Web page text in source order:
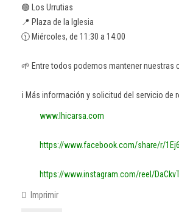
🟢 Los Urrutias
📍 Plaza de la Iglesia
🕦 Miércoles, de 11:30 a 14:00
🌱 Entre todos podemos mantener nuestras
ℹ️ Más información y solicitud del servicio de
www.lhicarsa.com
https://www.facebook.com/share/r/
https://www.instagram.com/reel/
Imprimir